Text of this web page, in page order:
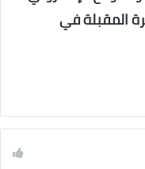
المقبلة في